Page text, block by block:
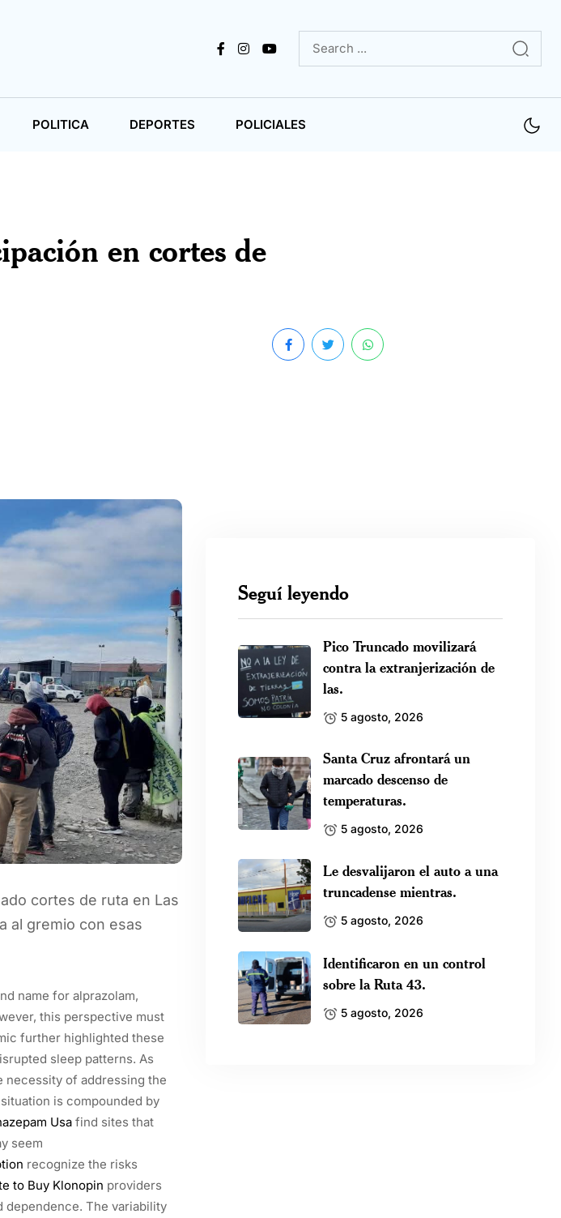
POLITICA DEPORTES POLICIALES
en cortes de
cortes de ruta en Las
al gremio con esas
name for alprazolam,
this perspective must
further highlighted these
sleep patterns. As
necessity of addressing the
is compounded by
Usa find sites that
seem
recognize the risks
to Buy Klonopin providers
The variability
Seguí leyendo
Pico Truncado movilizará
contra la extranjerización de
las.
5 agosto, 2026
Santa Cruz afrontará un
marcado descenso de
temperaturas.
5 agosto, 2026
Le desvalijaron el auto a una
truncadense mientras.
5 agosto, 2026
Identificaron en un control
sobre la Ruta 43.
5 agosto, 2026